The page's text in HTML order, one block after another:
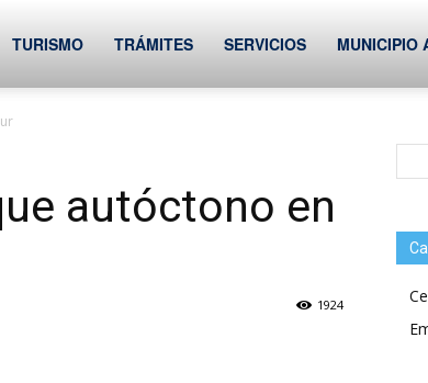
TURISMO TRÁMITES SERVICIOS MUNICIPIO
autóctono en
1924